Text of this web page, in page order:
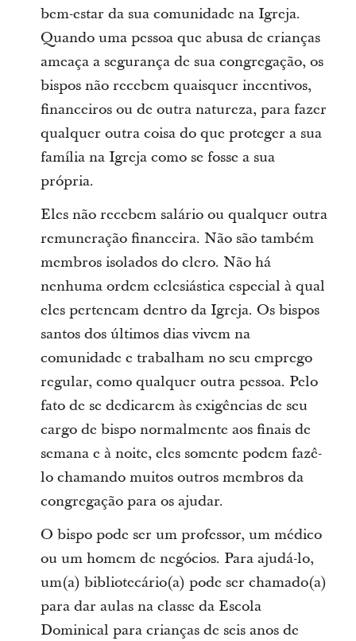
bem-estar da sua comunidade na Igreja.
Quando uma pessoa que abusa de crianças
ameaça a segurança de sua congregação, os
bispos não recebem quaisquer incentivos,
financeiros ou de outra natureza, para fazer
qualquer outra coisa do que proteger a sua
família na Igreja como se fosse a sua
própria.
Eles não recebem salário ou qualquer outra
remuneração financeira. Não são também
membros isolados do clero. Não há
nenhuma ordem eclesiástica especial à qual
eles pertencam dentro da Igreja. Os bispos
santos dos últimos dias vivem na
comunidade e trabalham no seu emprego
regular, como qualquer outra pessoa. Pelo
fato de se dedicarem às exigências de seu
cargo de bispo normalmente aos finais de
semana e à noite, eles somente podem fazê-
lo chamando muitos outros membros da
congregação para os ajudar.
O bispo pode ser um professor, um médico
ou um homem de negócios. Para ajudá-lo,
um(a) bibliotecário(a) pode ser chamado(a)
para dar aulas na classe da Escola
Dominical para crianças de seis anos de